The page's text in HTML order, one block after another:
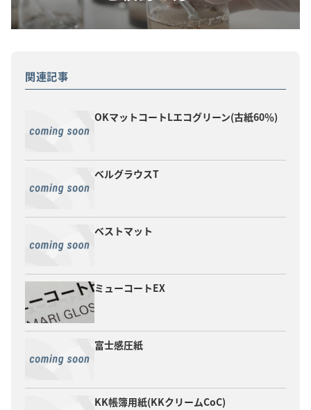
関連記事
OKマットコートLエコグリーン(古紙60％)
ベルグラウスT
ベストマット
ミューコートEX
富士感圧紙
KK帳簿用紙(KKクリームCoC)